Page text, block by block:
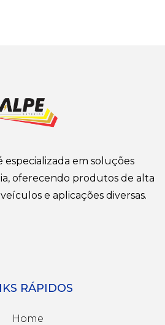
especializada em soluções
oferecendo produtos de alta
e aplicações diversas.
RÁPIDOS
Home